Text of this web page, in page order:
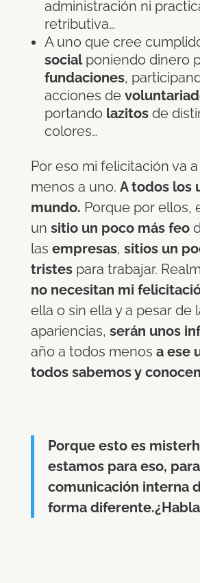
administración ni
retributiva…
A uno que cree
socialponiendo dinero
fundaciones,
acciones de
portando lazitosde
colores…
Por eso mi felicitación va
menos a uno. A todos los
mundo. Porque por ellos,
un sitio un poco más feo
las empresas, sitios un
tristespara trabajar.
no necesitan mi
ella o sin ella y a pesar de
apariencias, serán unos
año a todos menos a ese
todos sabemos y
Porque esto es
estamos para eso,
comunicación interna
forma